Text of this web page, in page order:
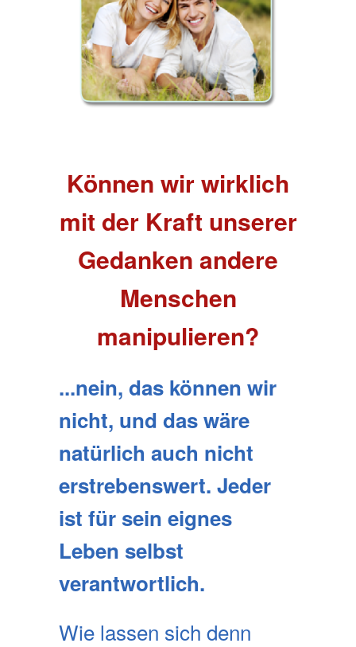
Können wir wirklich
mit der Kraft unserer
Gedanken andere
Menschen
manipulieren?
...nein, das können wir
nicht, und das wäre
natürlich auch nicht
erstrebenswert. Jeder
ist für sein eignes
Leben selbst
verantwortlich.
Wie lassen sich denn